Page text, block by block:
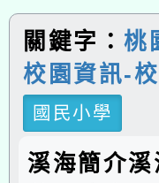
關鍵字：桃
校園資訊-
國民小學
溪海簡介